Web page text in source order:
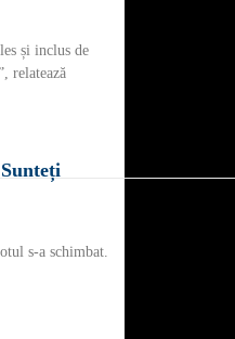
și inclus de
relatează
s-a schimbat.